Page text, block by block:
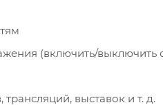
(включить/
выставок и т. д.